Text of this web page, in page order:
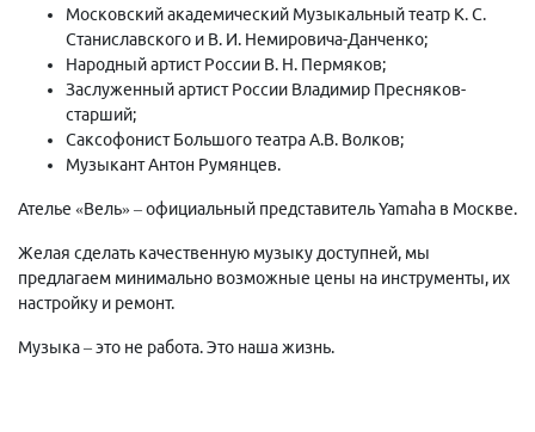
Московский академический Музыкальный театр К. С.
Станиславского и В. И. Немировича-Данченко;
Народный артист России В. Н. Пермяков;
Заслуженный артист России Владимир Пресняков-
старший;
Саксофонист Большого театра А.В. Волков;
Музыкант Антон Румянцев.
Ателье «Вель» – официальный представитель Yamaha в Москве.
Желая сделать качественную музыку доступней, мы
предлагаем минимально возможные цены на инструменты, их
настройку и ремонт.
Музыка – это не работа. Это наша жизнь.